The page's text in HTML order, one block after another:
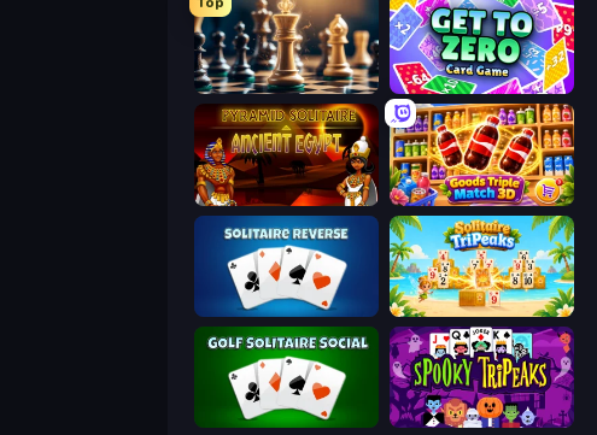
Chess Free Get to Zero
Pyramid Solitaire Ancient Egypt Goods Triple Match 3D
Solitaire Reverse Solitaire TriPeaks
Golf Solitaire Spooky Tripeaks